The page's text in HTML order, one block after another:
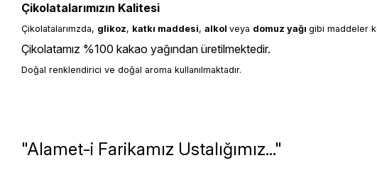
Çikolatalarımızın Kalitesi
Çikolatalarımzda, glikoz, katkı maddesi, alkol veya domuz yağı gibi maddeler
Çikolatamız %100 kakao yağından üretilmektedir.
Doğal renklendirici ve doğal aroma kullanılmaktadır.
"Alamet-i Farikamız Ustalığımız..."